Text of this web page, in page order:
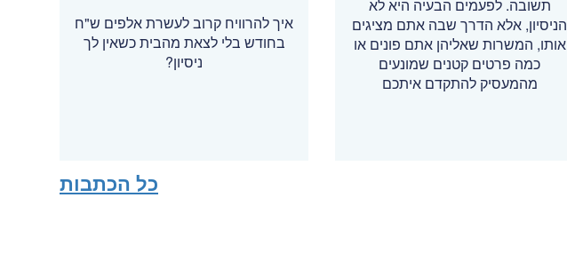
תשובה. לפעמים הבעיה היא לא
הניסיון, אלא הדרך שבה אתם מציגים
אותו, המשרות שאליהן אתם פונים או
כמה פרטים קטנים שמונעים
מהמעסיק להתקדם איתכם
איך להרוויח קרוב לעשרת אלפים ש"ח
בחודש בלי לצאת מהבית כשאין לך
ניסיון?
כל הכתבות